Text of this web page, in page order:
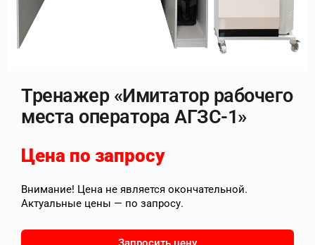
Тренажер «Имитатор рабочего
места оператора АГЗС-1»
Цена по запросу
Внимание! Цена не является окончательной.
Актуальные цены — по запросу.